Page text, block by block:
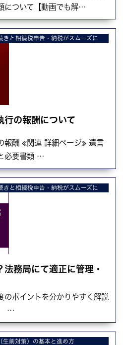
について【動画でも解…
きと相続税申告・納税がスムーズに
行の報酬について
報酬 ≪関連 詳細ページ≫ 遺言
必要書類 …
きと相続税申告・納税がスムーズに
務局にて適正に管理・
のポイントを分かりやすく解説
…
生前対策）の基本と進め方